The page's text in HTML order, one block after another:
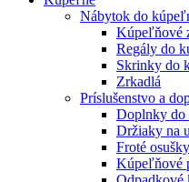
Nábytok do
Kúpeľňové
Regály do
Skrinky do
Zrkadlá
Príslušenstvo a
Doplnky do
Držiaky na
Froté
Kúpeľňové